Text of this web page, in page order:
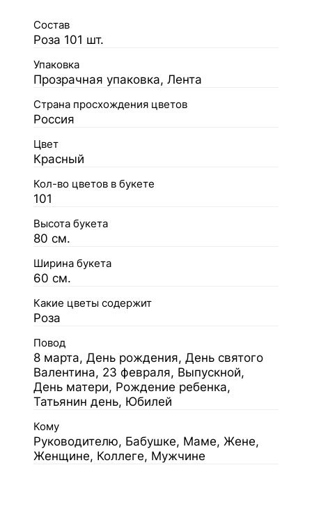
Состав
Роза 101 шт.
Упаковка
Прозрачная упаковка, Лента
Страна просхождения цветов
Россия
Цвет
Красный
Кол-во цветов в букете
101
Высота букета
80 см.
Ширина букета
60 см.
Какие цветы содержит
Роза
Повод
8 марта, День рождения, День святого
Валентина, 23 февраля, Выпускной,
День матери, Рождение ребенка,
Татьянин день, Юбилей
Кому
Руководителю, Бабушке, Маме, Жене,
Женщине, Коллеге, Мужчине